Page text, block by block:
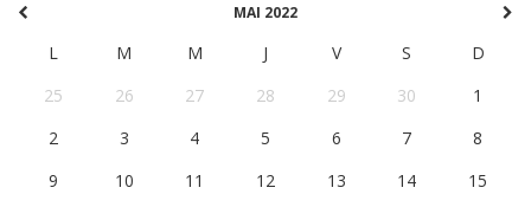
MAI 2022
L M M J V S
D
25
26 27 28 29 30
1
2
3 4 5 6 7
8
9
10 11 12 13 14
15